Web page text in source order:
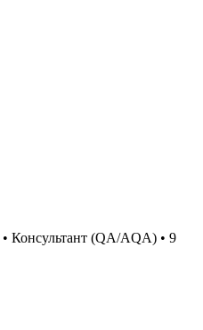
• Консультант (QA/AQA) • 9